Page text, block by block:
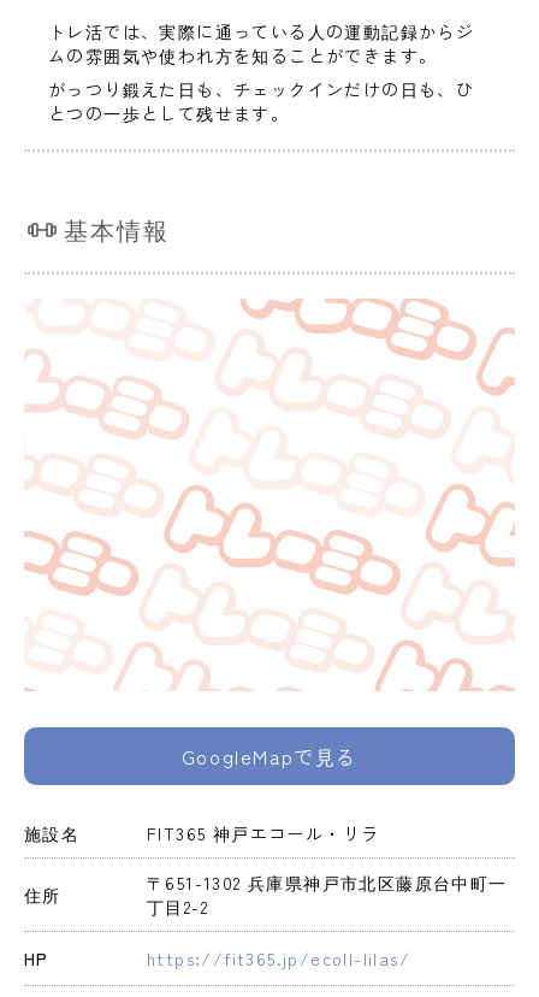
トレ活では、実際に通っている人の運動記録からジ
ムの雰囲気や使われ方を知ることができます。
がっつり鍛えた日も、チェックインだけの日も、ひ
とつの一歩として残せます。
基本情報
GoogleMapで見る
施設名 FIT365 神戸エコール・リラ
住所
〒651-1302 兵庫県神戸市北区藤原台中町一
丁目2-2
HP https://fit365.jp/ecoll-lilas/